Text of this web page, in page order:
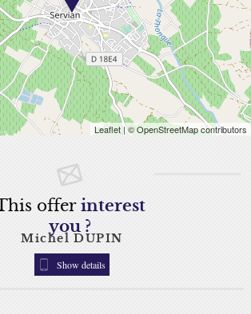
Leaflet | © OpenStreetMap contributors
offerinterest
you ?
Michel DUPIN
Show details